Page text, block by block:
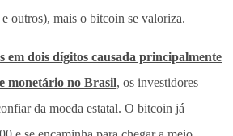
outros), mais o bitcoin se valoriza.
em dois dígitos causada principalmente
monetário no Brasil, os investidores
da moeda estatal. O bitcoin já